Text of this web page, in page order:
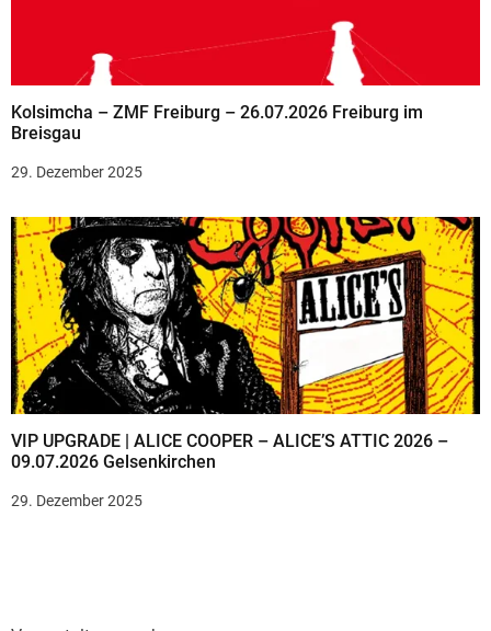
Kolsimcha – ZMF Freiburg – 26.07.2026 Freiburg im
Breisgau
29. Dezember 2025
VIP UPGRADE | ALICE COOPER – ALICE’S ATTIC 2026 –
09.07.2026 Gelsenkirchen
29. Dezember 2025